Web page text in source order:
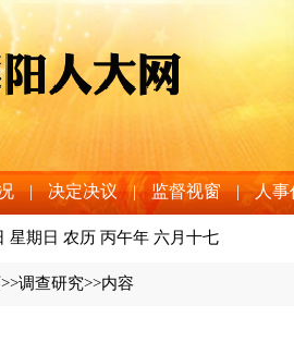
| 决定决议 | 监督视窗 | 人事
星期日 农历 丙午年 六月十七
>>调查研究>>内容